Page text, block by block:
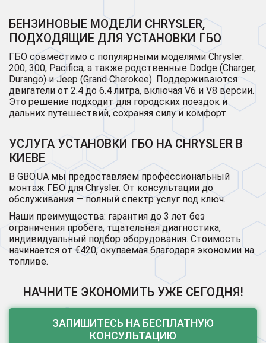
БЕНЗИНОВЫЕ МОДЕЛИ CHRYSLER,
ПОДХОДЯЩИЕ ДЛЯ УСТАНОВКИ ГБО
ГБО совместимо с популярными моделями Chrysler:
200, 300, Pacifica, а также родственные Dodge (Charger,
Durango) и Jeep (Grand Cherokee). Поддерживаются
двигатели от 2.4 до 6.4 литра, включая V6 и V8 версии.
Это решение подходит для городских поездок и
дальних путешествий, сохраняя силу и комфорт.
УСЛУГА УСТАНОВКИ ГБО НА CHRYSLER В
КИЕВЕ
В GBO.UA мы предоставляем профессиональный
монтаж ГБО для Chrysler. От консультации до
обслуживания — полный спектр услуг под ключ.
Наши преимущества: гарантия до 3 лет без
ограничения пробега, тщательная диагностика,
индивидуальный подбор оборудования. Стоимость
начинается от €420, окупаемая благодаря экономии на
топливе.
НАЧНИТЕ ЭКОНОМИТЬ УЖЕ СЕГОДНЯ!
ЗАПИШИТЕСЬ НА БЕСПЛАТНУЮ
КОНСУЛЬТАЦИЮ